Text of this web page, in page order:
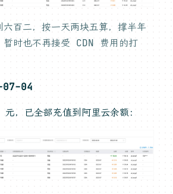
六百二，按一天两块五算，撑半年
暂时也不再接受 CDN 费用的打
07-04
，已全部充值到阿里云余额：